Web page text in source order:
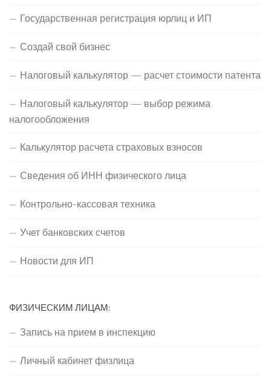
Государственная регистрация юрлиц и ИП
Создай свой бизнес
Налоговый калькулятор — расчет стоимости патента
Налоговый калькулятор — выбор режима
налогообложения
Калькулятор расчета страховых взносов
Сведения об ИНН физического лица
Контрольно-кассовая техника
Учет банковских счетов
Новости для ИП
ФИЗИЧЕСКИМ ЛИЦАМ:
Запись на прием в инспекцию
Личный кабинет физлица